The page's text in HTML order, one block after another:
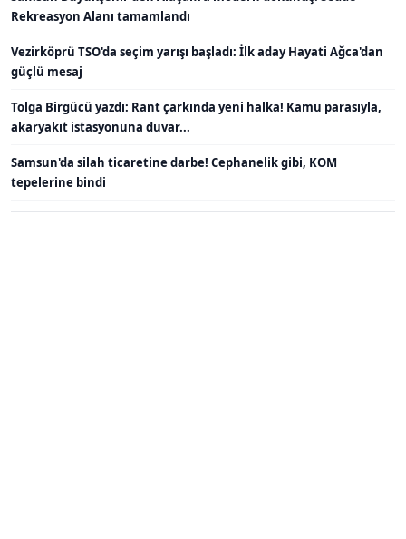
Rekreasyon Alanı tamamlandı
Vezirköprü TSO'da seçim yarışı başladı: İlk aday Hayati Ağca'dan
güçlü mesaj
Tolga Birgücü yazdı: Rant çarkında yeni halka! Kamu parasıyla,
akaryakıt istasyonuna duvar...
Samsun'da silah ticaretine darbe! Cephanelik gibi, KOM
tepelerine bindi